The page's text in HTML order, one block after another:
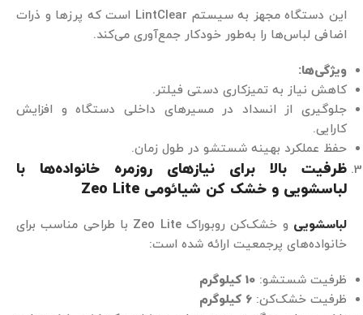
این دستگاه مجهز به سیستم LintClear است که پرزها و ذرات
اضافی لباس‌ها را به‌طور خودکار جمع‌آوری می‌کند.
ویژگی‌ها:
کاهش نیاز به تمیزکاری دستی فیلتر.
جلوگیری از انسداد در مسیرهای داخلی دستگاه و افزایش
کارایی.
حفظ عملکرد بهینه شستشو در طول زمان.
ظرفیت بالا برای نیازهای روزمره خانواده‌ها با
لباسشویی و خشک کن شیائومی
لباسشویی
و خشک‌کن روبوراک Zeo Lite با طراحی مناسب برای
خانواده‌های پرجمعیت ارائه شده است:
ظرفیت شستشو: 10 کیلوگرم
ظرفیت خشک‌کن: 6 کیلوگرم